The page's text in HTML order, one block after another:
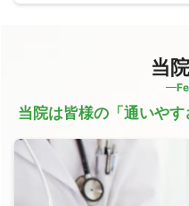
当
当院は皆様の「通いやす